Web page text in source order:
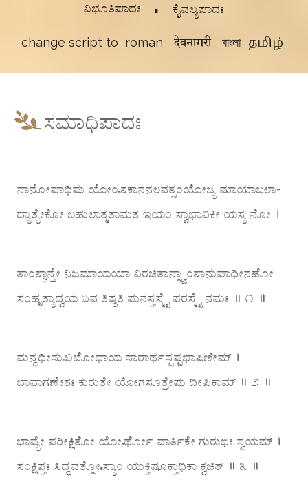
ವಿಭೂತಿಪಾದಃ
ಕೈವಲ್ಯಪಾದಃ
change script to roman देवनागरी বাংলা தமிழ்
ಸಮಾಧಿಪಾದಃ
ನಾನೋಪಾಧಿಷು ಯೋಂಽಶಕಾನನಲವತ್ಸಂಯೋಜ್ಯ ಮಾಯಾಬಲಾ-
ದ್ಯಾತ್ಯೇಕೋ ಬಹುಲಾತ್ಮತಾಮತ ಇಯಂ ಸ್ವಾಭಾವಿಕೀ ಯಸ್ಯ ನೋ ।
ತಾಂಶ್ಚಾನ್ತೇ ನಿಜಮಾಯಯಾ ವಿರಚಿತಾನ್ಸ್ವಾಂಶಾನುಪಾಧೀನಹೋ
ಸಂಹೃತ್ಯಾದ್ವಯ ಏವ ತಿಷ್ಠತಿ ಪುನಸ್ತಸ್ಮೈ ಪರಸ್ಮೈ ನಮಃ ॥ ೧ ॥
ಮನ್ದಧೀಸುಖಬೋಧಾಯ ಸಾರಾರ್ಥಸ್ಪಷ್ಟಭಾಷಿಣೀಮ್ ।
ಭಾವಾಗಣೇಶಃ ಕುರುತೇ ಯೋಗಸೂತ್ರೇಷು ದೀಪಿಕಾಮ್ ॥ ೨ ॥
ಭಾಷ್ಯೇ ಪರೀಕ್ಷಿತೋ ಯೋಽರ್ಥೋ ವಾರ್ತಿಕೇ ಗುರುಭಿಃ ಸ್ವಯಮ್ ।
ಸಂಕ್ಷಿಪ್ತಃ ಸಿದ್ಧವತ್ಸೋಽಸ್ಯಾಂ ಯುಕ್ತಿಷೂಕ್ತಾಧಿಕಾ ಕ್ವಚಿತ್ ॥ ೩ ॥